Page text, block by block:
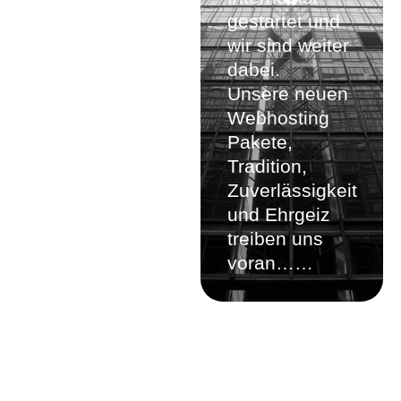
gestartet und
wir sind weiter
dabei.
Unsere neuen
Webhosting
Pakete,
Tradition,
Zuverlässigkeit
und Ehrgeiz
treiben uns
voran……